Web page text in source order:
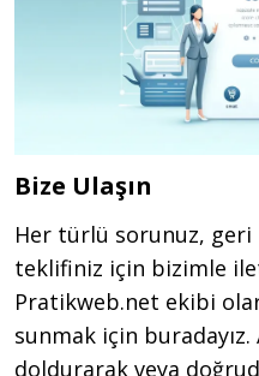
Bize Ulaşın
Her türlü sorunuz,
teklifiniz için bizimle
Pratikweb.net ekibi
sunmak için buradayız.
doldurarak veya